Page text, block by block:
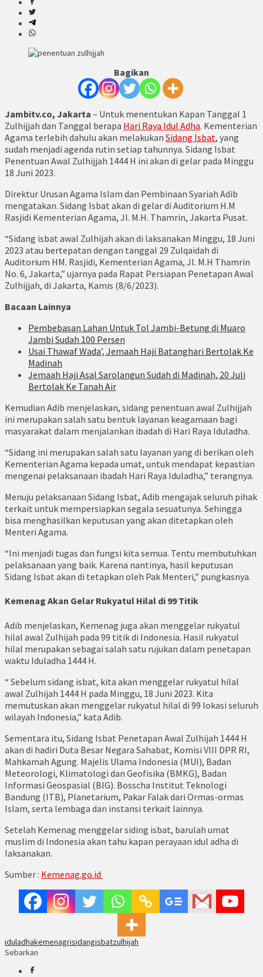
Bagikan
Jambitv.co, Jakarta – Untuk menentukan Kapan Tanggal 1
Zulhijjah dan Tanggal berapa Hari Raya Idul Adha. Kementerian
Agama terlebih dahulu akan melakukan Sidang Isbat, yang
sudah menjadi agenda rutin setiap tahunnya. Sidang Isbat
Penentuan Awal Zulhijjah 1444 H ini akan di gelar pada Minggu
18 Juni 2023.
Direktur Urusan Agama Islam dan Pembinaan Syariah Adib
mengatakan. Sidang Isbat akan di gelar di Auditorium H.M
Rasjidi Kementerian Agama, Jl. M.H. Thamrin, Jakarta Pusat.
“Sidang isbat awal Zulhijah akan di laksanakan Minggu, 18 Juni
2023 atau bertepatan dengan tanggal 29 Zulqaidah di
Auditorium HM. Rasjidi, Kementerian Agama, Jl. M.H Thamrin
No. 6, Jakarta,” ujarnya pada Rapat Persiapan Penetapan Awal
Zulhijjah, di Jakarta, Kamis (8/6/2023).
Bacaan Lainnya
Pembebasan Lahan Untuk Tol Jambi-Betung di Muaro
Jambi Sudah 100 Persen
Usai Thawaf Wada’, Jemaah Haji Batanghari Bertolak Ke
Madinah
Jemaah Haji Asal Sarolangun Sudah di Madinah, 20 Juli
Bertolak Ke Tanah Air
Kemudian Adib menjelaskan, sidang penentuan awal Zulhijjah
ini merupakan salah satu bentuk layanan keagamaan bagi
masyarakat dalam menjalankan ibadah di Hari Raya Iduladha.
“Sidang ini merupakan salah satu layanan yang di berikan oleh
Kementerian Agama kepada umat, untuk mendapat kepastian
mengenai pelaksanaan ibadah Hari Raya Iduladha,” terangnya.
Menuju pelaksanaan Sidang Isbat, Adib mengajak seluruh pihak
terkait untuk mempersiapkan segala sesuatunya. Sehingga
bisa menghasilkan keputusan yang akan ditetapkan oleh
Menteri Agama.
“Ini menjadi tugas dan fungsi kita semua. Tentu membutuhkan
pelaksanaan yang baik. Karena nantinya, hasil keputusan
Sidang Isbat akan di tetapkan oleh Pak Menteri,” pungkasnya.
Kemenag Akan Gelar Rukyatul Hilal di 99 Titik
Adib menjelaskan, Kemenag juga akan menggelar rukyatul
hilal awal Zulhijah pada 99 titik di Indonesia. Hasil rukyatul
hilal merupakan sebagai salah satu rujukan dalam penetapan
waktu Iduladha 1444 H.
“ Sebelum sidang isbat, kita akan menggelar rukyatul hilal
awal Zulhijah 1444 H pada Minggu, 18 Juni 2023. Kita
memutuskan akan menggelar rukyatul hilal di 99 lokasi seluruh
wilayah Indonesia,” kata Adib.
Sementara itu, Sidang Isbat Penetapan Awal Zulhijah 1444 H
akan di hadiri Duta Besar Negara Sahabat, Komisi VIII DPR RI,
Mahkamah Agung. Majelis Ulama Indonesia (MUI), Badan
Meteorologi, Klimatologi dan Geofisika (BMKG), Badan
Informasi Geospasial (BIG). Bosscha Institut Teknologi
Bandung (ITB), Planetarium, Pakar Falak dari Ormas-ormas
Islam, serta lembaga dan instansi terkait lainnya.
Setelah Kemenag menggelar siding isbat, barulah umat
muslim di Indonesia akan tahu kapan perayaan idul adha di
laksanakan.
Sumber : Kemenag.go.id
iduladhakemenagrisidangisbatzulhijah
Sebarkan